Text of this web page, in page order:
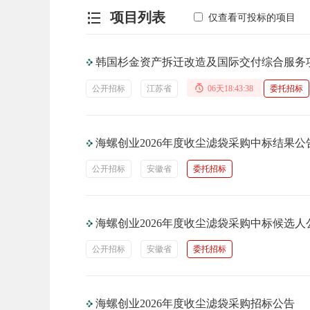
仅查看可投标的项目
项目列表
韩国杉金资产拆迁改造及国际交付综合服务
公开招标 江苏省 06天18:43:37 委托招标
海螺创业2026年度收尘滤袋采购中标结果公
公开招标 安徽省 委托招标
海螺创业2026年度收尘滤袋采购中标候选人
公开招标 安徽省 委托招标
海螺创业2026年度收尘滤袋采购招标公告